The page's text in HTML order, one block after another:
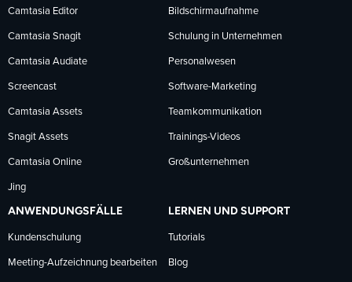
Facebook
folgen
LinkedIn
folgen
YouTube
folgen
Camtasia Editor
Camtasia Snagit
Camtasia Audiate
Screencast
Camtasia Assets
Snagit Assets
Camtasia Online
Jing
Bildschirmaufnahme
Schulung in Unternehmen
Personalwesen
Software-Marketing
Teamkommunikation
Trainings-Videos
Großunternehmen
ANWENDUNGSFÄLLE
Kundenschulung
Meeting-Aufzeichnung bearbeiten
LERNEN UND SUPPORT
Tutorials
Blog